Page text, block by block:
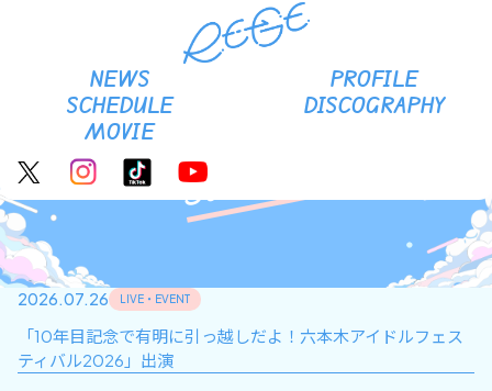
RE-GE Official site
NEWS
PROFILE
SCHEDULE
DISCOGRAPHY
MOVIE
Schedule
2026.07.26 LIVE・EVENT
「10年目記念で有明に引っ越しだよ！六本木アイドルフェス
ティバル2026」出演